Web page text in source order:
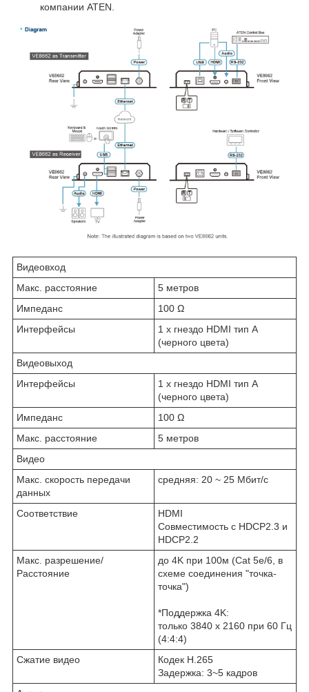
компании ATEN.
Видеовход
Макс. расстояние
5 метров
Импеданс
100 Ω
Интерфейсы
1 x гнездо HDMI тип А
(черного цвета)
Видеовыход
Интерфейсы
1 x гнездо HDMI тип А
(черного цвета)
Импеданс
100 Ω
Макс. расстояние
5 метров
Видео
Макс. скорость передачи
данных
средняя: 20 ~ 25 Мбит/с
Соответствие
HDMI
Совместимость с HDCP2.3 и
HDCP2.2
Макс. разрешение/
Расстояние
до 4K при 100м (Cat 5e/6, в
схеме соединения "точка-
точка")
*Поддержка 4K:
только 3840 x 2160 при 60 Гц
(4:4:4)
Сжатие видео
Кодек H.265
Задержка: 3~5 кадров